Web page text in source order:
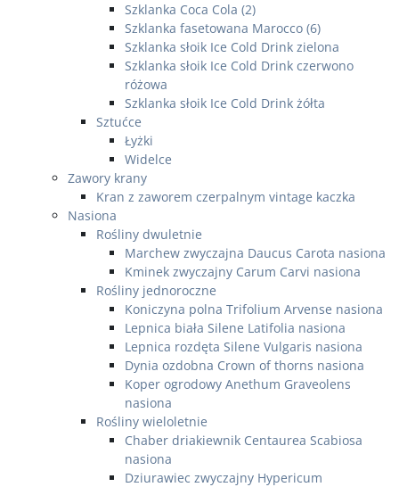
Szklanka Coca Cola (2)
Szklanka fasetowana Marocco (6)
Szklanka słoik Ice Cold Drink zielona
Szklanka słoik Ice Cold Drink czerwono
różowa
Szklanka słoik Ice Cold Drink żółta
Sztućce
Łyżki
Widelce
Zawory krany
Kran z zaworem czerpalnym vintage kaczka
Nasiona
Rośliny dwuletnie
Marchew zwyczajna Daucus Carota nasiona
Kminek zwyczajny Carum Carvi nasiona
Rośliny jednoroczne
Koniczyna polna Trifolium Arvense nasiona
Lepnica biała Silene Latifolia nasiona
Lepnica rozdęta Silene Vulgaris nasiona
Dynia ozdobna Crown of thorns nasiona
Koper ogrodowy Anethum Graveolens
nasiona
Rośliny wieloletnie
Chaber driakiewnik Centaurea Scabiosa
nasiona
Dziurawiec zwyczajny Hypericum